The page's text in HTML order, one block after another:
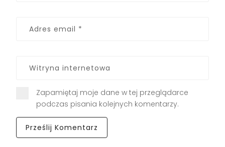
Zapamiętaj moje dane w tej przeglądarce
podczas pisania kolejnych komentarzy.